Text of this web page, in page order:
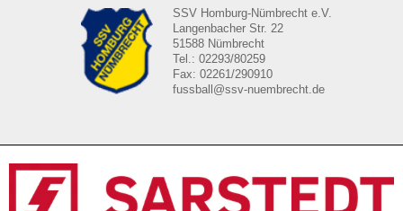
SSV Homburg-Nümbrecht e.V.
Langenbacher Str. 22
51588 Nümbrecht
Tel.: 02293/80259
Fax: 02261/290910
fussball@ssv-nuembrecht.de